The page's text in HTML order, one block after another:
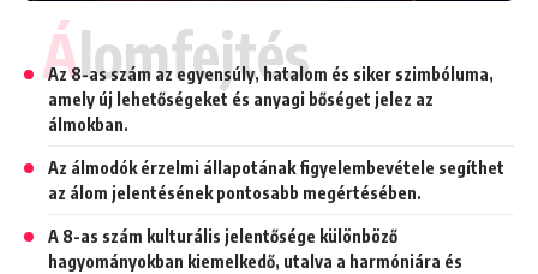
Álomfejtés
Az 8-as szám az egyensúly, hatalom és siker szimbóluma,
amely új lehetőségeket és anyagi bőséget jelez az
álmokban.
Az álmodók érzelmi állapotának figyelembevétele segíthet
az álom jelentésének pontosabb megértésében.
A 8-as szám kulturális jelentősége különböző
hagyományokban kiemelkedő, utalva a harmóniára és